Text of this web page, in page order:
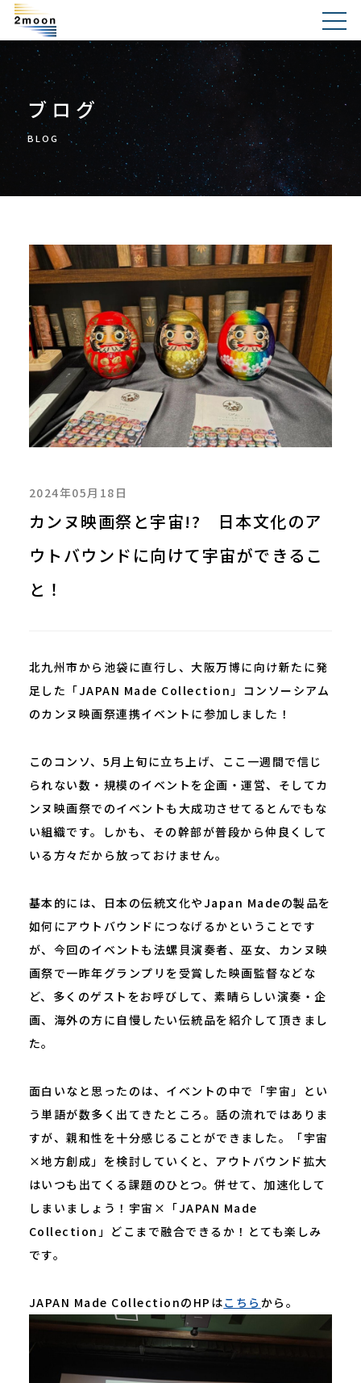
ブログ
BLOG
2024年05月18日
カンヌ映画祭と宇宙!? 日本文化のア
ウトバウンドに向けて宇宙ができるこ
と！
北九州市から池袋に直行し、大阪万博に向け新たに発
足した「JAPAN Made Collection」コンソーシアム
のカンヌ映画祭連携イベントに参加しました！
このコンソ、5月上旬に立ち上げ、ここ一週間で信じ
られない数・規模のイベントを企画・運営、そしてカ
ンヌ映画祭でのイベントも大成功させてるとんでもな
い組織です。しかも、その幹部が普段から仲良くして
いる方々だから放っておけません。
基本的には、日本の伝統文化やJapan Madeの製品を
如何にアウトバウンドにつなげるかということです
が、今回のイベントも法螺貝演奏者、巫女、カンヌ映
画祭で一昨年グランプリを受賞した映画監督などな
ど、多くのゲストをお呼びして、素晴らしい演奏・企
画、海外の方に自慢したい伝統品を紹介して頂きまし
た。
面白いなと思ったのは、イベントの中で「宇宙」とい
う単語が数多く出てきたところ。話の流れではありま
すが、親和性を十分感じることができました。「宇宙
×地方創成」を検討していくと、アウトバウンド拡大
はいつも出てくる課題のひとつ。併せて、加速化して
しまいましょう！宇宙×「JAPAN Made
Collection」どこまで融合できるか！とても楽しみ
です。
JAPAN Made CollectionのHPはこちら から。